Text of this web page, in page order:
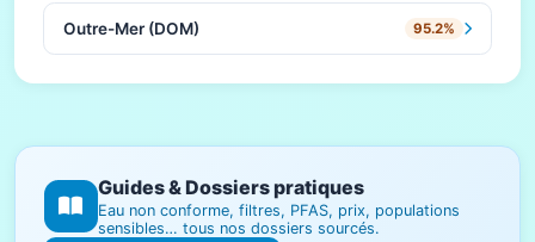
Outre-Mer (DOM) 95.2%
Guides & Dossiers pratiques
Eau non conforme, filtres, PFAS, prix, populations
sensibles… tous nos dossiers sourcés.